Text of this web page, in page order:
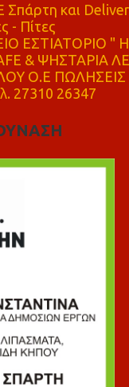
Σπάρτη και
- Πίτες
ΕΣΤΙΑΤΟΡΙΟ "
& ΨΗΣΤΑΡΙΑ
Ο.Ε ΠΩΛΗΣΕΙΣ
27310 26347